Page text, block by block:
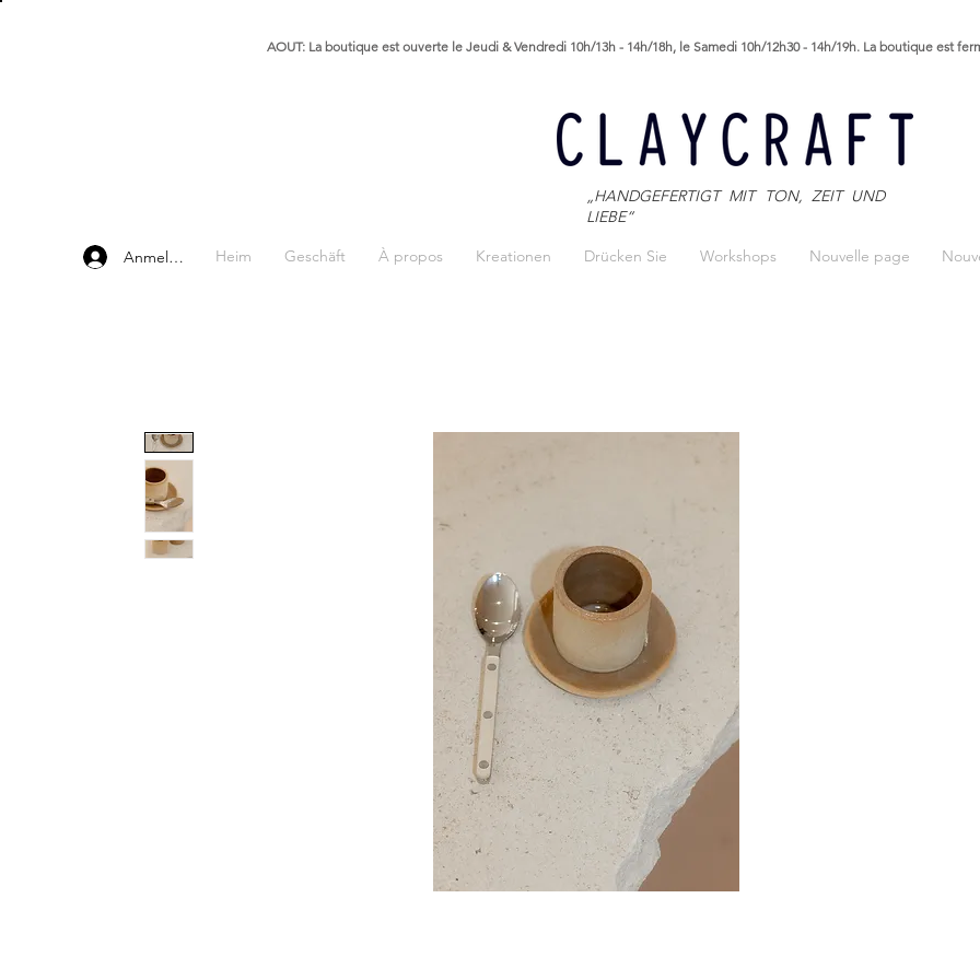
AOUT: La boutique est ouverte le Jeudi & Vendredi 10h/13h - 14h/18h, le Samedi 10h/12h30 - 14h/19h. La boutique est
„HANDGEFERTIGT MIT TON, ZEIT UND
LIEBE“
Anmelden Heim Geschäft À propos Kreationen Drücken Sie Workshops Nouvelle page